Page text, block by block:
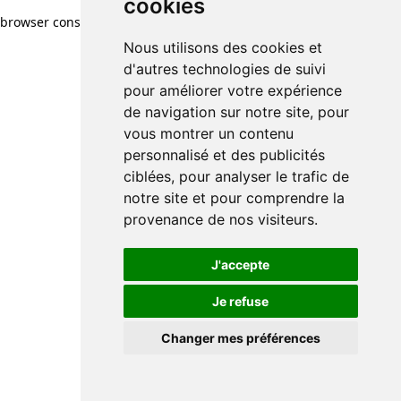
cookies
Nous utilisons des cookies et
d'autres technologies de suivi
pour améliorer votre expérience
de navigation sur notre site, pour
vous montrer un contenu
personnalisé et des publicités
ciblées, pour analyser le trafic de
notre site et pour comprendre la
provenance de nos visiteurs.
J'accepte
Je refuse
Changer mes préférences
cookies
Nous utilisons des cookies et
d'autres technologies de suivi
pour améliorer votre expérience
de navigation sur notre site, pour
vous montrer un contenu
personnalisé et des publicités
ciblées, pour analyser le trafic de
notre site et pour comprendre la
provenance de nos visiteurs.
J'accepte
Je refuse
Changer mes préférences
browser console for more information)